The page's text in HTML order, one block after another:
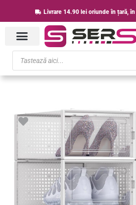
to
content
Livrare 14.90 lei oriunde în țară,
Products
search